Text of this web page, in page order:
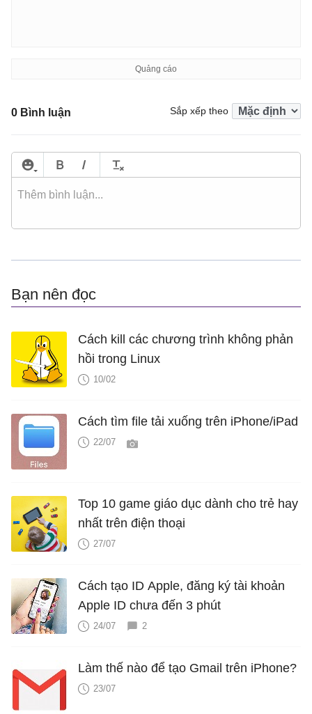
0 Bình luận Sắp xếp theo
Bạn nên đọc
Cách kill các chương trình không phản
hồi trong Linux
10/02
Cách tìm file tải xuống trên iPhone/iPad
22/07
Top 10 game giáo dục dành cho trẻ hay
nhất trên điện thoại
27/07
Cách tạo ID Apple, đăng ký tài khoản
Apple ID chưa đến 3 phút
24/07 2
Làm thế nào để tạo Gmail trên iPhone?
23/07